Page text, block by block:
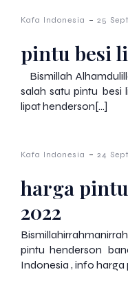
Kafa Indonesia - 25
pintu besi
Bismillah
salah satu pintu besi
lipat henderson[…]
Kafa Indonesia - 24
harga
2022
pintu henderson
Indonesia , info